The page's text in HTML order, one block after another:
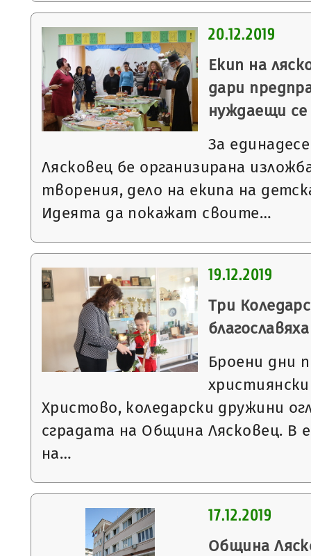
20.12.2019
Екип на
дари
нуждаещи се
За
Лясковец бе организирана
творения, дело на екипа на
Идеята да покажат своите…
19.12.2019
Три
Броени дни
Христово, коледарски дружини
сградата на Община Лясковец. В
на…
17.12.2019
Община